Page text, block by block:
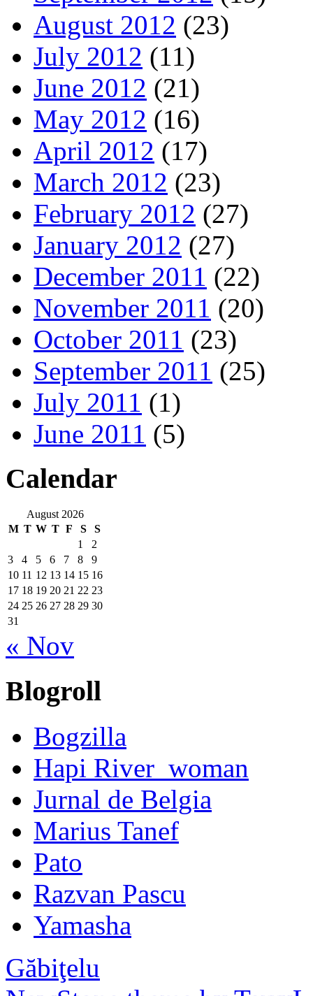
August 2012 (23)
July 2012 (11)
June 2012 (21)
May 2012 (16)
April 2012 (17)
March 2012 (23)
February 2012 (27)
January 2012 (27)
December 2011 (22)
November 2011 (20)
October 2011 (23)
September 2011 (25)
July 2011 (1)
June 2011 (5)
Calendar
August 2026
M T W T F S
S
1
2
3
4 5 6 7 8
9
10 11 12 13 14 15 16
17 18 19 20 21 22 23
24 25 26 27 28 29 30
31
« Nov
Blogroll
Bogzilla
Hapi River_woman
Jurnal de Belgia
Marius Tanef
Pato
Razvan Pascu
Yamasha
Găbiţelu